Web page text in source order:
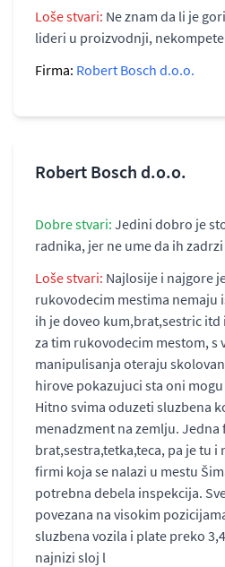
Loše stvari: Ne znam da li je
lideri u proizvodnji,
Firma: Robert Bosch d.o.o.
Robert Bosch d.o.o.
Dobre stvari: Jedini dobro je
radnika, jer ne ume da ih zadrzi
Loše stvari: Najlosije i najgore
rukovodecim mestima nemaju
ih je doveo kum,brat,sestric itd
za tim rukovodecim mestom, s
manipulisanja oteraju
hirove pokazujuci sta oni
Hitno svima oduzeti sluzbena
menadzment na zemlju.
brat,sestra,tetka,teca, pa je tu i
firmi koja se nalazi u mestu
potrebna debela inspekcija.
povezana na visokim
sluzbena vozila i plate preko
najnizi sloj l